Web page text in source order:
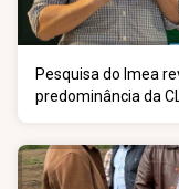
Pesquisa do Imea
predominância da